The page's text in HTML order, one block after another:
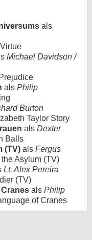
als
Michael Davidson /
als Philip
Burton
Taylor Story
als Dexter
Balls
(TV) als Fergus
Asylum (TV)
Lt. Alex Pereira
(TV)
als Philip
of Cranes